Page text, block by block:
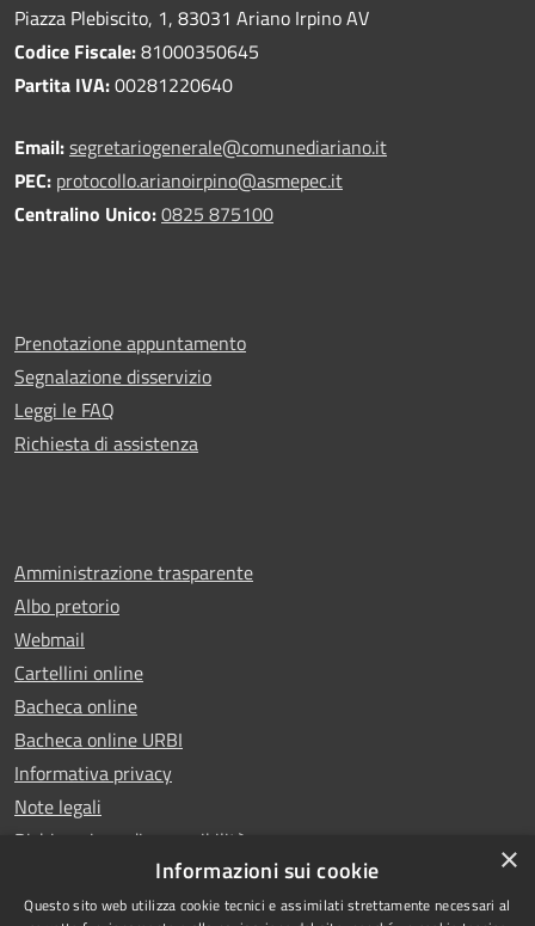
Piazza Plebiscito, 1, 83031 Ariano Irpino AV
Codice Fiscale:81000350645
Partita IVA:00281220640
Email:segretariogenerale@comunediariano.it
PEC: protocollo.arianoirpino@asmepec.it
Centralino Unico:0825 875100
Prenotazione appuntamento
Segnalazione disservizio
Leggi le FAQ
Richiesta di assistenza
Amministrazione trasparente
Albo pretorio
Webmail
Cartellini online
Bacheca online
Bacheca online URBI
Informativa privacy
Note legali
Dichiarazione di accessibilità
×
Informazioni sui cookie
Questo sito web utilizza cookie tecnici e assimilati strettamente necessari al